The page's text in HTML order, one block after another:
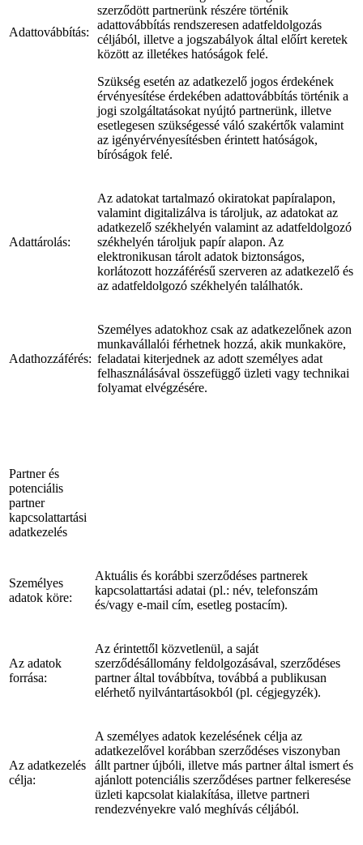
Adattovábbítás:
szerződött partnerünk részére történik
adattovábbítás rendszeresen adatfeldolgozás
céljából, illetve a jogszabályok által előírt keretek
között az illetékes hatóságok felé.
Szükség esetén az adatkezelő jogos érdekének
érvényesítése érdekében adattovábbítás történik a
jogi szolgáltatásokat nyújtó partnerünk, illetve
esetlegesen szükségessé váló szakértők valamint
az igényérvényesítésben érintett hatóságok,
bíróságok felé.
Adattárolás:
Az adatokat tartalmazó okiratokat papíralapon,
valamint digitalizálva is tároljuk, az adatokat az
adatkezelő székhelyén valamint az adatfeldolgozó
székhelyén tároljuk papír alapon. Az
elektronikusan tárolt adatok biztonságos,
korlátozott hozzáférésű szerveren az adatkezelő és
az adatfeldolgozó székhelyén találhatók.
Adathozzáférés:
Személyes adatokhoz csak az adatkezelőnek azon
munkavállalói férhetnek hozzá, akik munkaköre,
feladatai kiterjednek az adott személyes adat
felhasználásával összefüggő üzleti vagy technikai
folyamat elvégzésére.
Partner és
potenciális
partner
kapcsolattartási
adatkezelés
Személyes
adatok köre:
Aktuális és korábbi szerződéses partnerek
kapcsolattartási adatai (pl.: név, telefonszám
és/vagy e-mail cím, esetleg postacím).
Az adatok
forrása:
Az érintettől közvetlenül, a saját
szerződésállomány feldolgozásával, szerződéses
partner által továbbítva, továbbá a publikusan
elérhető nyilvántartásokból (pl. cégjegyzék).
Az adatkezelés
célja:
A személyes adatok kezelésének célja az
adatkezelővel korábban szerződéses viszonyban
állt partner újbóli, illetve más partner által ismert és
ajánlott potenciális szerződéses partner felkeresése
üzleti kapcsolat kialakítása, illetve partneri
rendezvényekre való meghívás céljából.